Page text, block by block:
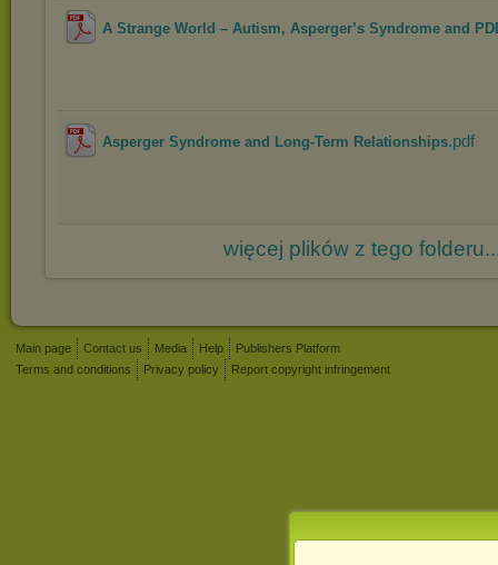
A Strange World – Autism, Asperger’s Syndrome and
Asperger Syndrome and Long-Term Relationships.pdf
więcej plików z tego
Main page Contact us Media Help
Publishers Platform
Terms and conditions
Privacy policy Report copyright infringement